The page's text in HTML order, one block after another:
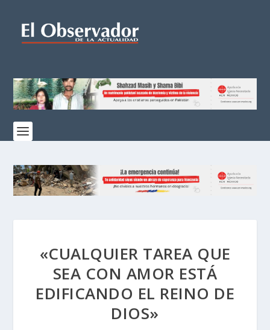
«CUALQUIER TAREA QUE
SEA CON AMOR ESTÁ
EDIFICANDO EL REINO DE
DIOS»